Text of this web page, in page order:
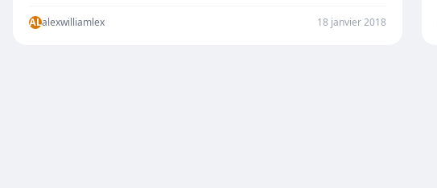
ALalexwilliamlex 18 janvier 2018